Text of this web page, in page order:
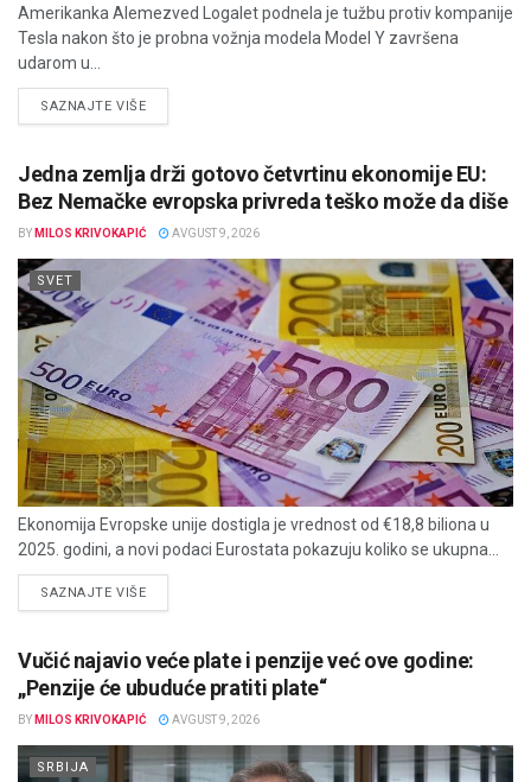
Amerikanka Alemezved Logalet podnela je tužbu protiv kompanije
Tesla nakon što je probna vožnja modela Model Y završena
udarom u...
SAZNAJTE VIŠEDETAILS
Jedna zemlja drži gotovo četvrtinu ekonomije EU:
Bez Nemačke evropska privreda teško može da diše
BY MILOS KRIVOKAPIĆ AVGUST 9, 2026
SVET
Ekonomija Evropske unije dostigla je vrednost od €18,8 biliona u
2025. godini, a novi podaci Eurostata pokazuju koliko se ukupna...
SAZNAJTE VIŠEDETAILS
Vučić najavio veće plate i penzije već ove godine:
„Penzije će ubuduće pratiti plate“
BY MILOS KRIVOKAPIĆ AVGUST 9, 2026
SRBIJA